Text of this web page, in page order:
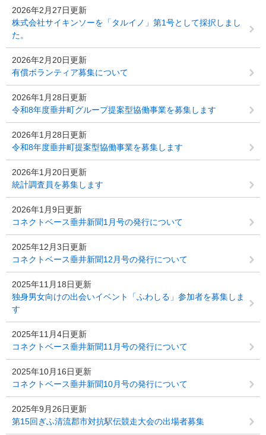
2026年2月27日更新
株式会社サイキンソーを「タルイノ」第1号として採択しまし
た。
2026年2月20日更新
有償ボランティア募集について
2026年1月28日更新
令和8年度垂井町グループ提案型協働事業を募集します
2026年1月28日更新
令和8年度垂井町提案型協働事業を募集します
2026年1月20日更新
統計調査員を募集します
2026年1月9日更新
コネクトベース垂井新聞1月号の発行について
2025年12月3日更新
コネクトベース垂井新聞12月号の発行について
2025年11月18日更新
独身男女向けの出会いイベント「ふわしる」参加者を募集しま
す
2025年11月4日更新
コネクトベース垂井新聞11月号の発行について
2025年10月16日更新
コネクトベース垂井新聞10月号の発行について
2025年9月26日更新
第15回ぎふ清流郡市対抗駅伝競走大会の出場者募集